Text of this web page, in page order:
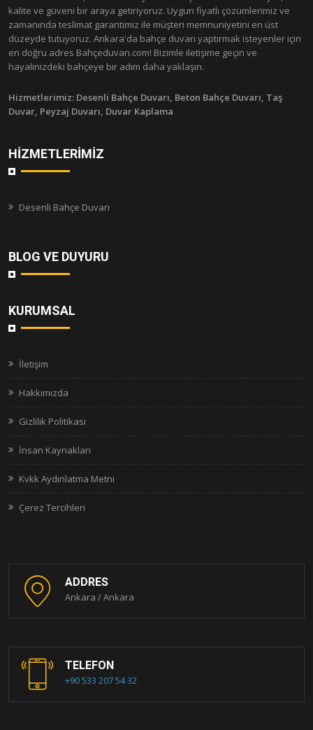
kalite ve güveni bir araya getiriyoruz. Uygun fiyatlı çözümlerimiz ve
zamanında teslimat garantimiz ile müşteri memnuniyetini en üst
düzeyde tutuyoruz. Ankara'da bahçe duvarı yaptırmak isteyenler için
en doğru adres Bahçeduvarı.com! Bizimle iletişime geçin ve
hayalinizdeki bahçeye bir adım daha yaklaşın.
Hizmetlerimiz: Desenli Bahçe Duvarı, Beton Bahçe Duvarı, Taş
Duvar, Peyzaj Duvarı, Duvar Kaplama
HIZMETLERIMIZ
Desenli Bahçe Duvarı
BLOG VE DUYURU
KURUMSAL
İletişim
Hakkımızda
Gizlilik Politikası
İnsan Kaynaklari
Kvkk Aydınlatma Metni
Çerez Tercihleri
ADDRES
Ankara / Ankara
TELEFON
+90 533 207 54 32